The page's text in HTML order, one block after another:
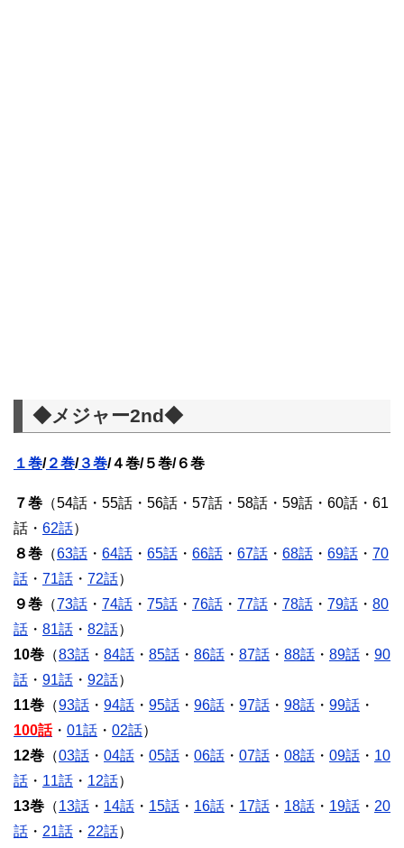
◆メジャー2nd◆
１巻/２巻/３巻/４巻/５巻/６巻
７巻 （54話・55話・56話・57話・58話・59話・60話・61
話・ 62話）
８巻 （63話 ・ 64話 ・ 65話 ・ 66話 ・ 67話 ・ 68話 ・ 69話 ・ 70
話 ・ 71話 ・ 72話）
９巻 （73話 ・ 74話 ・ 75話 ・ 76話 ・ 77話 ・ 78話 ・ 79話 ・ 80
話 ・ 81話 ・ 82話）
10巻 （83話 ・ 84話 ・ 85話 ・ 86話 ・ 87話 ・ 88話 ・ 89話 ・ 90
話 ・ 91話 ・ 92話）
11巻 （93話 ・ 94話 ・ 95話 ・ 96話 ・ 97話 ・ 98話 ・ 99話 ・
100話・ 01話 ・ 02話）
12巻 （03話 ・ 04話 ・ 05話 ・ 06話 ・ 07話 ・ 08話 ・ 09話 ・ 10
話 ・ 11話 ・ 12話）
13巻 （13話 ・ 14話 ・ 15話 ・ 16話 ・ 17話 ・ 18話 ・ 19話 ・ 20
話 ・ 21話 ・ 22話）